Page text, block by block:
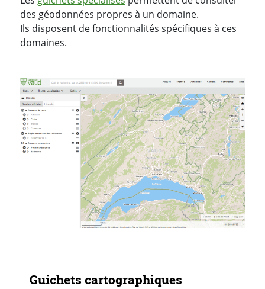
des géodonnées propres à un domaine.
Ils disposent de fonctionnalités spécifiques à ces
domaines.
Navigation secondaire
Guichets cartographiques